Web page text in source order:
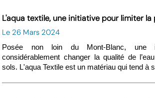
L'aqua textile, une initiative pour limiter la
Le 26 Mars 2024
Posée non loin du Mont-Blanc, une
considérablement changer la qualité de
sols. L'aqua Textile est un matériau qui tend à